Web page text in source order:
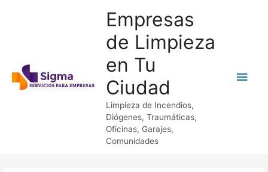
Empresas
de Limpieza
en Tu
Ciudad
Limpieza de Incendios,
Diógenes, Traumáticas,
Oficinas, Garajes,
Comunidades